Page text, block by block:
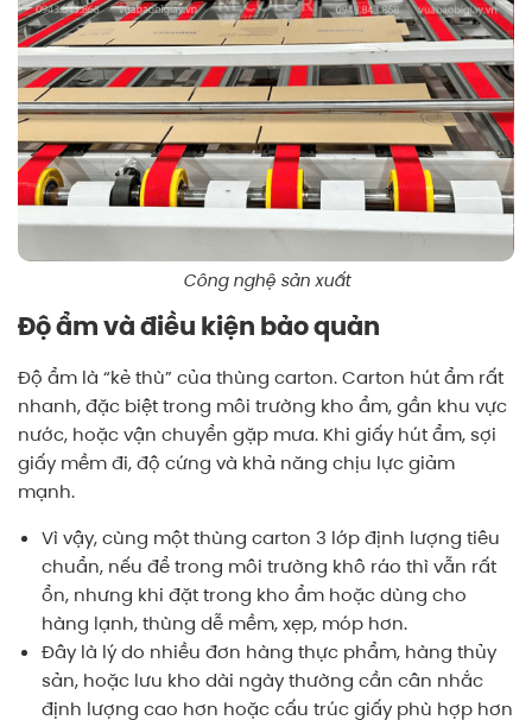
Công nghệ sản xuất
Độ ẩm và điều kiện bảo quản
Độ ẩm là “kẻ thù” của thùng carton. Carton hút ẩm rất
nhanh, đặc biệt trong môi trường kho ẩm, gần khu vực
nước, hoặc vận chuyển gặp mưa. Khi giấy hút ẩm, sợi
giấy mềm đi, độ cứng và khả năng chịu lực giảm
mạnh.
Vì vậy, cùng một thùng carton 3 lớp định lượng tiêu
chuẩn, nếu để trong môi trường khô ráo thì vẫn rất
ổn, nhưng khi đặt trong kho ẩm hoặc dùng cho
hàng lạnh, thùng dễ mềm, xẹp, móp hơn.
Đây là lý do nhiều đơn hàng thực phẩm, hàng thủy
sản, hoặc lưu kho dài ngày thường cần cân nhắc
định lượng cao hơn hoặc cấu trúc giấy phù hợp hơn